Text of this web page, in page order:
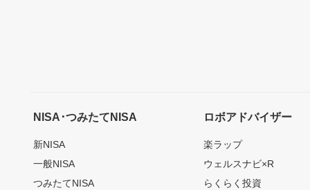
NISA･つみたてNISA
新NISA
一般NISA
つみたてNISA
ロボアドバイザー
楽ラップ
ウェルスナビ×R
らくらく投資